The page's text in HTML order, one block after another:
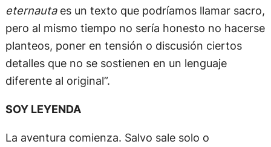
eternautaes un texto que podríamos llamar sacro,
pero al mismo tiempo no sería honesto no hacerse
planteos, poner en tensión o discusión ciertos
detalles que no se sostienen en un lenguaje
diferente al original”.
SOY LEYENDA
La aventura comienza. Salvo sale solo o